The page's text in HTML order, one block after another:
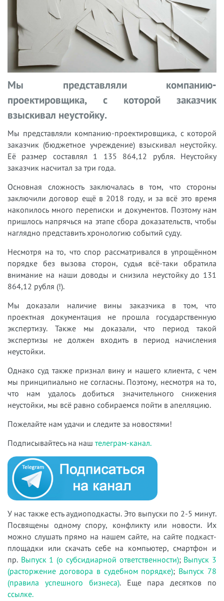
Мы представляли компанию-
проектировщика, с которой заказчик
взыскивал неустойку.
Мы представляли компанию-проектировщика, с которой
заказчик (бюджетное учреждение) взыскивал неустойку.
Её размер составлял 1 135 864,12 рубля. Неустойку
заказчик насчитал за три года.
Основная сложность заключалась в том, что стороны
заключили договор ещё в 2018 году, и за всё это время
накопилось много переписки и документов. Поэтому нам
пришлось напрячься на этапе сбора доказательств, чтобы
наглядно представить хронологию событий суду.
Несмотря на то, что спор рассматривался в упрощённом
порядке без вызова сторон, судья всё-таки обратила
внимание на наши доводы и снизила неустойку до 131
864,12 рубля (!).
Мы доказали наличие вины заказчика в том, что
проектная документация не прошла государственную
экспертизу. Также мы доказали, что период такой
экспертизы не должен входить в период начисления
неустойки.
Однако суд также признал вину и нашего клиента, с чем
мы принципиально не согласны. Поэтому, несмотря на то,
что нам удалось добиться значительного снижения
неустойки, мы всё равно собираемся пойти в апелляцию.
Пожелайте нам удачи и следите за новостями!
Подписывайтесь на наш телеграм-канал.
У нас также есть аудиоподкасты. Это выпуски по 2-5 минут.
Посвящены одному спору, конфликту или новости. Их
можно слушать прямо на нашем сайте, на сайте подкаст-
площадки или скачать себе на компьютер, смартфон и
пр. Выпуск 1 (о субсидиарной ответственности); Выпуск 3
(расторжение договора в судебном порядке); Выпуск 78
(правила успешного бизнеса). Еще пара десятков по
ссылке.